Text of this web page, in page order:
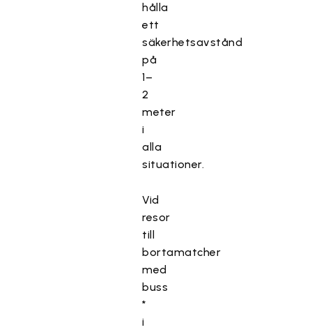
hålla
ett
säkerhetsavstånd
på
1–
2
meter
i
alla
situationer.
Vid
resor
till
bortamatcher
med
buss
*
i